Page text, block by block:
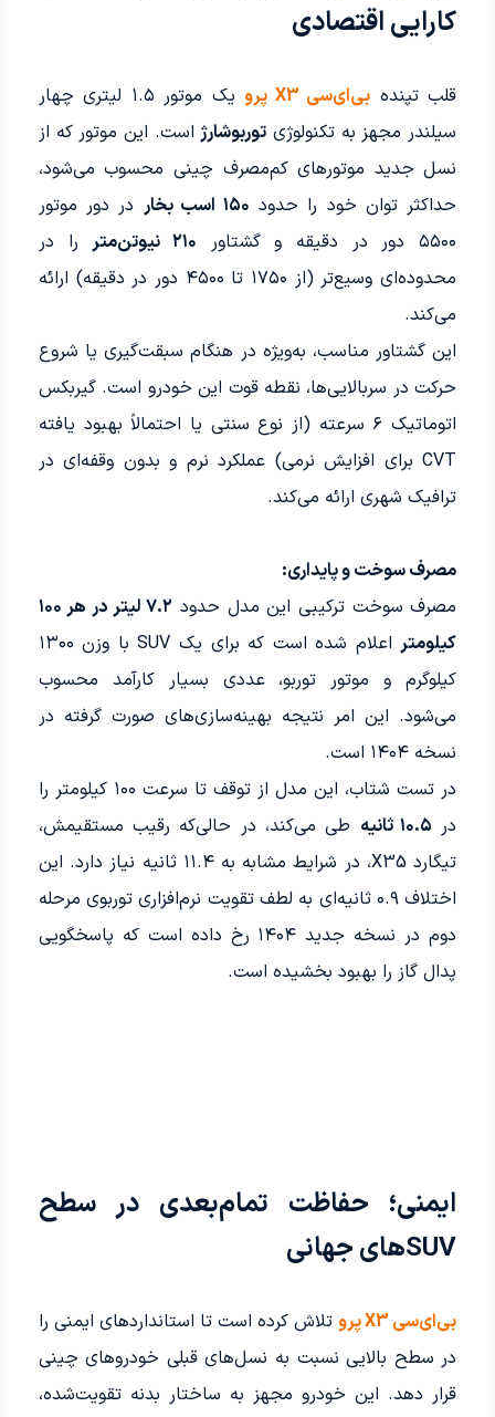
کارایی اقتصادی
قلب تپنده بی‌ای‌سی X3 پرو
یک موتور ۱.۵ لیتری چهار
سیلندر مجهز به تکنولوژی توربوشارژاست. این موتور که از
نسل جدید موتورهای کم‌مصرف چینی محسوب می‌شود،
حداکثر توان خود را حدود ۱۵۰ اسب بخار
در دور موتور
۵۵۰۰ دور در دقیقه و گشتاور
۲۱۰ نیوتن‌متر
را در
محدوده‌ای وسیع‌تر (از ۱۷۵۰ تا ۴۵۰۰ دور در دقیقه) ارائه
می‌کند.
این گشتاور مناسب، به‌ویژه در هنگام سبقت‌گیری یا شروع
حرکت در سربالایی‌ها، نقطه قوت این خودرو است. گیربکس
اتوماتیک ۶ سرعته (از نوع سنتی یا احتمالاً بهبود یافته
CVT برای افزایش نرمی) عملکرد نرم و بدون وقفه‌ای در
ترافیک شهری ارائه می‌کند.
مصرف سوخت و پایداری:
مصرف سوخت ترکیبی این مدل حدود
۷.۲ لیتر در هر ۱۰۰
کیلومتر
اعلام شده است که برای یک SUV با وزن ۱۳۰۰
کیلوگرم و موتور توربو، عددی بسیار کارآمد محسوب
می‌شود. این امر نتیجه بهینه‌سازی‌های صورت گرفته در
نسخه ۱۴۰۴ است.
در تست شتاب، این مدل از توقف تا سرعت ۱۰۰ کیلومتر را
در ۱۰.۵ ثانیه
طی می‌کند، در حالی‌که رقیب مستقیمش،
تیگارد X35، در شرایط مشابه به ۱۱.۴ ثانیه نیاز دارد. این
اختلاف ۰.۹ ثانیه‌ای به لطف تقویت نرم‌افزاری توربوی مرحله
دوم در نسخه جدید ۱۴۰۴ رخ داده است که پاسخگویی
پدال گاز را بهبود بخشیده است.
ایمنی؛ حفاظت تمام‌بعدی در سطح
SUV‌های جهانی
بی‌ای‌سی X3 پرو
تلاش کرده است تا استانداردهای ایمنی را
در سطح بالایی نسبت به نسل‌های قبلی خودروهای چینی
قرار دهد. این خودرو مجهز به ساختار بدنه تقویت‌شده،